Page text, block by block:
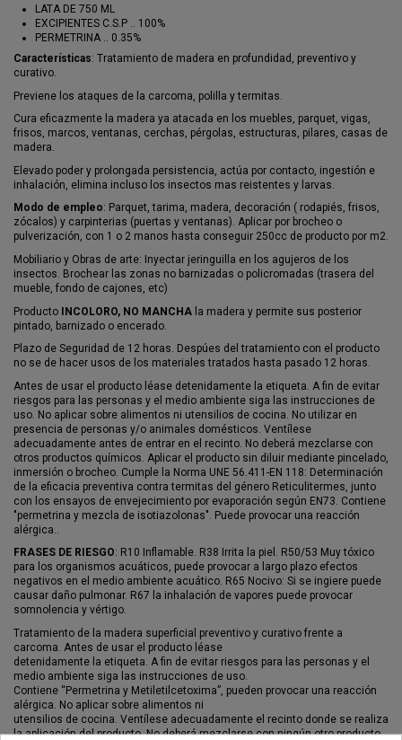
LATA DE 750 ML
EXCIPIENTES C.S.P .. 100%
PERMETRINA .. 0.35%
Características: Tratamiento de madera en profundidad, preventivo y
curativo.
Previene los ataques de la carcoma, polilla y termitas.
Cura eficazmente la madera ya atacada en los muebles, parquet, vigas,
frisos, marcos, ventanas, cerchas, pérgolas, estructuras, pilares, casas de
madera.
Elevado poder y prolongada persistencia, actúa por contacto, ingestión e
inhalación, elimina incluso los insectos mas reistentes y larvas.
Modo de empleo: Parquet, tarima, madera, decoración ( rodapiés, frisos,
zócalos) y carpinterias (puertas y ventanas). Aplicar por brocheo o
pulverización, con 1 o 2 manos hasta conseguir 250cc de producto por m2.
Mobiliario y Obras de arte: Inyectar jeringuilla en los agujeros de los
insectos. Brochear las zonas no barnizadas o policromadas (trasera del
mueble, fondo de cajones, etc)
Producto INCOLORO, NO MANCHA la madera y permite sus posterior
pintado, barnizado o encerado.
Plazo de Seguridad de 12 horas. Despúes del tratamiento con el producto
no se de hacer usos de los materiales tratados hasta pasado 12 horas.
Antes de usar el producto léase detenidamente la etiqueta. A fin de evitar
riesgos para las personas y el medio ambiente siga las instrucciones de
uso. No aplicar sobre alimentos ni utensilios de cocina. No utilizar en
presencia de personas y/o animales domésticos. Ventílese
adecuadamente antes de entrar en el recinto. No deberá mezclarse con
otros productos químicos. Aplicar el producto sin diluir mediante pincelado,
inmersión o brocheo. Cumple la Norma UNE 56.411-EN 118: Determinación
de la eficacia preventiva contra termitas del género Reticulitermes, junto
con los ensayos de envejecimiento por evaporación según EN73. Contiene
"permetrina y mezcla de isotiazolonas". Puede provocar una reacción
alérgica..
FRASES DE RIESGO: R10 Inflamable. R38 Irrita la piel. R50/53 Muy tóxico
para los organismos acuáticos, puede provocar a largo plazo efectos
negativos en el medio ambiente acuático. R65 Nocivo: Si se ingiere puede
causar daño pulmonar. R67 la inhalación de vapores puede provocar
somnolencia y vértigo.
Tratamiento de la madera superficial preventivo y curativo frente a
carcoma. Antes de usar el producto léase
detenidamente la etiqueta. A fin de evitar riesgos para las personas y el
medio ambiente siga las instrucciones de uso.
Contiene “Permetrina y Metiletilcetoxima”, pueden provocar una reacción
alérgica. No aplicar sobre alimentos ni
utensilios de cocina. Ventílese adecuadamente el recinto donde se realiza
la aplicación del producto. No deberá mezclarse con ningún otro producto